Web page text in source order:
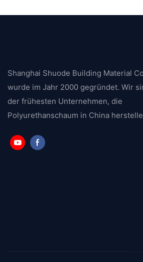
Shanghai Shuode Building Material
wurde im Jahr 2000 gegründet. Wir
der frühesten Unternehmen, die
Polyurethanschaum in China